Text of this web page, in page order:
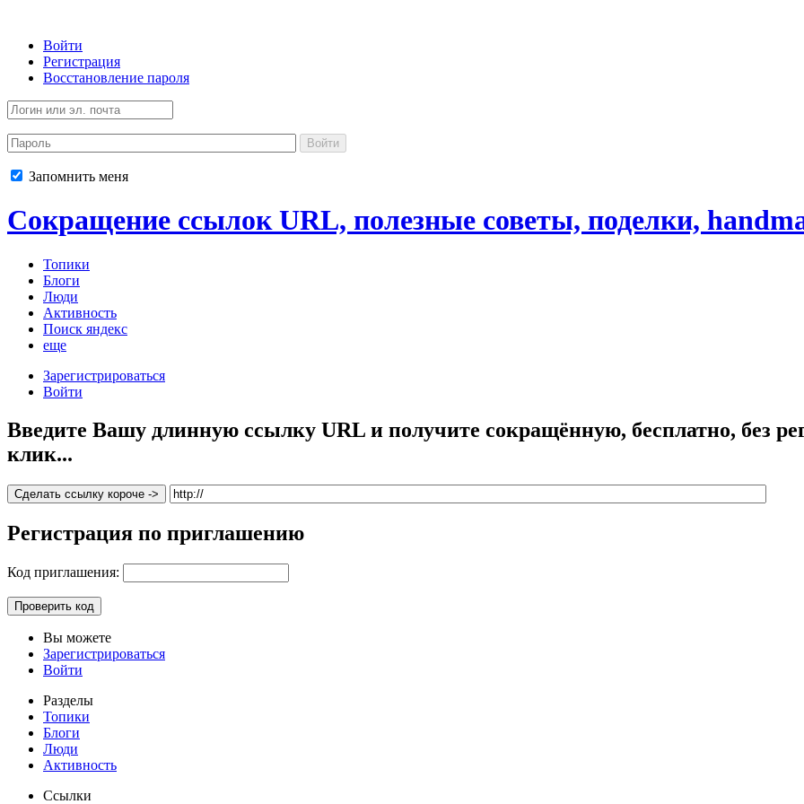
Войти
Регистрация
Восстановление пароля
Войти
Запомнить меня
Сокращение ссылок URL, полезные советы, поделки,
Топики
Блоги
Люди
Активность
Поиск яндекс
еще
Зарегистрироваться
Войти
Введите Вашу длинную ссылку URL и получите сокращённую, бесплатно, без
клик...
Сделать ссылку короче ->
Регистрация по приглашению
Код приглашения:
Вы можете
Зарегистрироваться
Войти
Разделы
Топики
Блоги
Люди
Активность
Ссылки